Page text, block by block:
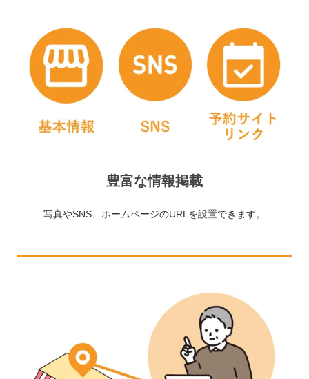
豊富な情報掲載
写真やSNS、ホームページのURLを設置できます。